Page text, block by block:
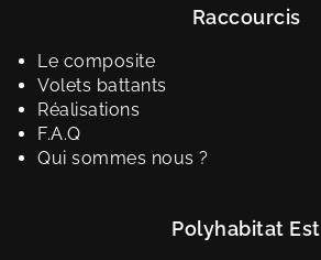
Raccourcis
Le composite
Volets battants
Réalisations
F.A.Q
Qui sommes nous ?
Polyhabitat Est